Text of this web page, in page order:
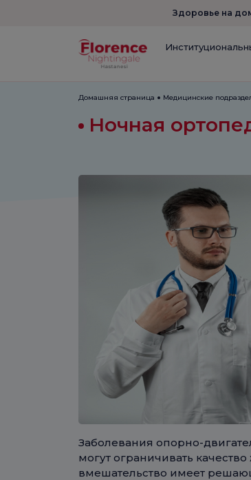
Здоровье на
Домашняя страница Медицинские
Ночная
Заболевания опорно-
могут ограничивать
вмешательство имеет